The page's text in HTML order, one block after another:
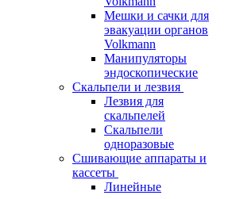
Мешки и сачки для
эвакуации органов
Volkmann
Манипуляторы
эндоскопические
Скальпели и лезвия
Лезвия для
скальпелей
Скальпели
одноразовые
Сшивающие аппараты и
кассеты
Линейные